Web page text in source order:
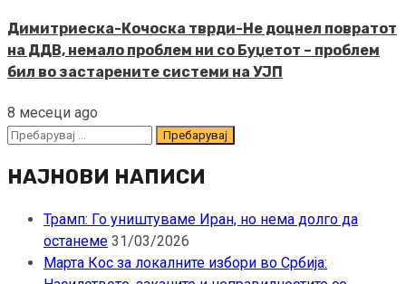
Димитриеска-Кочоска тврди-Не доцнел повратот
на ДДВ, немало проблем ни со Буџетот – проблем
бил во застарените системи на УЈП
8 месеци ago
Пребарувај
НАЈНОВИ НАПИСИ
Трамп: Го уништуваме Иран, но нема долго да
останеме 31/03/2026
Марта Кос за локалните избори во Србија: